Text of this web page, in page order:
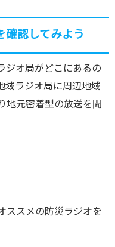
確認してみよう
ジオ局がどこにあるの
域ラジオ局に周辺地域
地元密着型の放送を聞
ススメの防災ラジオを